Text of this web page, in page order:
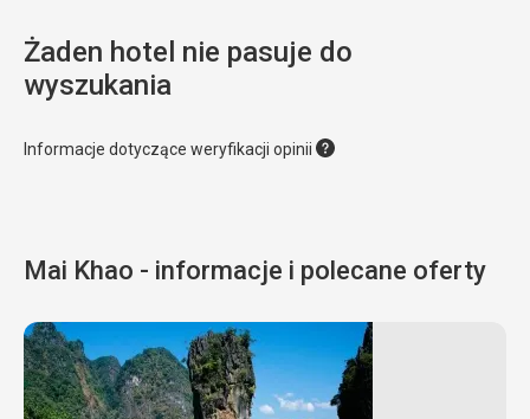
Żaden hotel nie pasuje do
wyszukania
Informacje dotyczące weryfikacji opinii
Mai Khao - informacje i polecane oferty